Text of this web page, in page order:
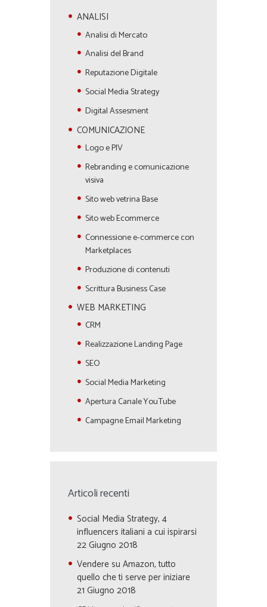
ANALISI
Analisi di Mercato
Analisi del Brand
Reputazione Digitale
Social Media Strategy
Digital Assesment
COMUNICAZIONE
Logo e PIV
Rebranding e comunicazione
visiva
Sito web vetrina Base
Sito web Ecommerce
Connessione e-commerce con
Marketplaces
Produzione di contenuti
Scrittura Business Case
WEB MARKETING
CRM
Realizzazione Landing Page
SEO
Social Media Marketing
Apertura Canale YouTube
Campagne Email Marketing
Articoli recenti
Social Media Strategy, 4
influencers italiani a cui ispirarsi
22 Giugno 2018
Vendere su Amazon, tutto
quello che ti serve per iniziare
21 Giugno 2018